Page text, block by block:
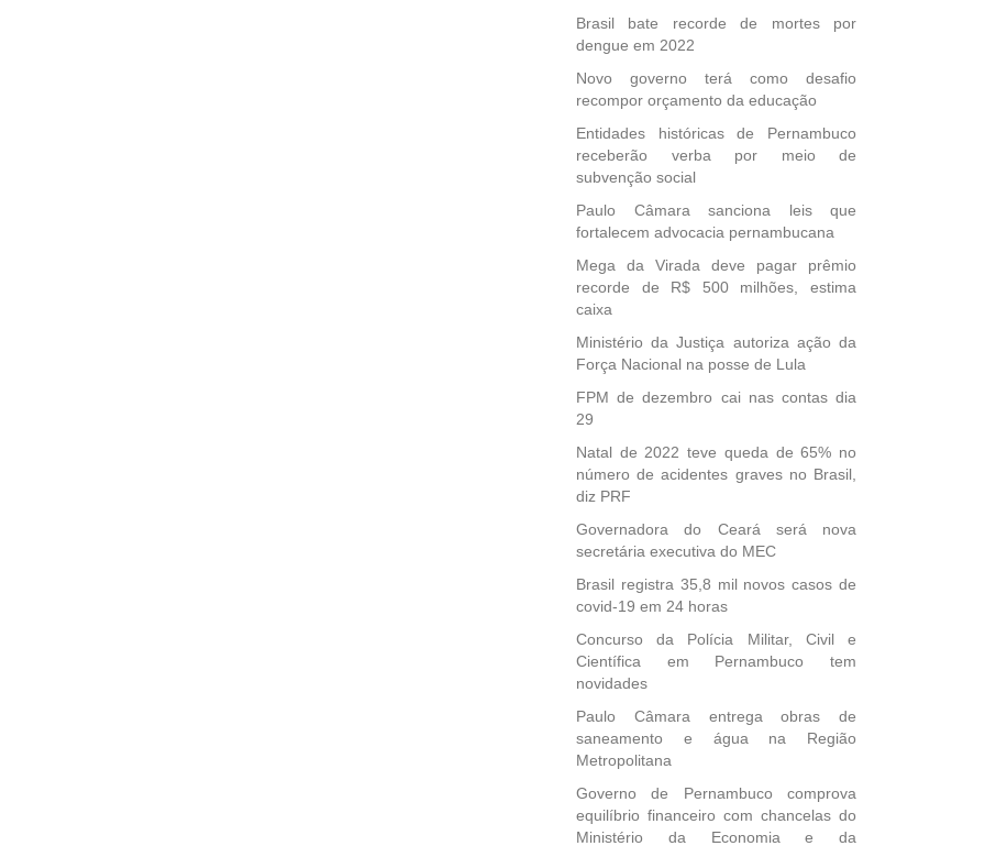
Brasil bate recorde de mortes por
dengue em 2022
Novo governo terá como desafio
recompor orçamento da educação
Entidades históricas de Pernambuco
receberão verba por meio de
subvenção social
Paulo Câmara sanciona leis que
fortalecem advocacia pernambucana
Mega da Virada deve pagar prêmio
recorde de R$ 500 milhões, estima
caixa
Ministério da Justiça autoriza ação da
Força Nacional na posse de Lula
FPM de dezembro cai nas contas dia
29
Natal de 2022 teve queda de 65% no
número de acidentes graves no Brasil,
diz PRF
Governadora do Ceará será nova
secretária executiva do MEC
Brasil registra 35,8 mil novos casos de
covid-19 em 24 horas
Concurso da Polícia Militar, Civil e
Científica em Pernambuco tem
novidades
Paulo Câmara entrega obras de
saneamento e água na Região
Metropolitana
Governo de Pernambuco comprova
equilíbrio financeiro com chancelas do
Ministério da Economia e da